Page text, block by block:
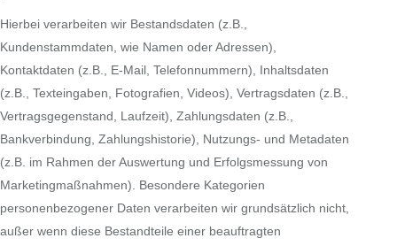
Hierbei verarbeiten wir Bestandsdaten (z.B.,
Kundenstammdaten, wie Namen oder Adressen),
Kontaktdaten (z.B., E-Mail, Telefonnummern), Inhaltsdaten
(z.B., Texteingaben, Fotografien, Videos), Vertragsdaten (z.B.,
Vertragsgegenstand, Laufzeit), Zahlungsdaten (z.B.,
Bankverbindung, Zahlungshistorie), Nutzungs- und Metadaten
(z.B. im Rahmen der Auswertung und Erfolgsmessung von
Marketingmaßnahmen). Besondere Kategorien
personenbezogener Daten verarbeiten wir grundsätzlich nicht,
außer wenn diese Bestandteile einer beauftragten